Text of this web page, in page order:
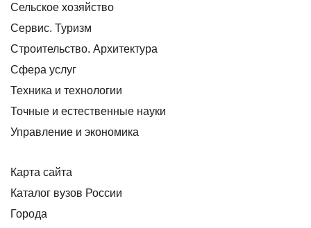
Сельское хозяйство
Сервис. Туризм
Строительство. Архитектура
Сфера услуг
Техника и технологии
Точные и естественные науки
Управление и экономика
Карта сайта
Каталог вузов России
Города